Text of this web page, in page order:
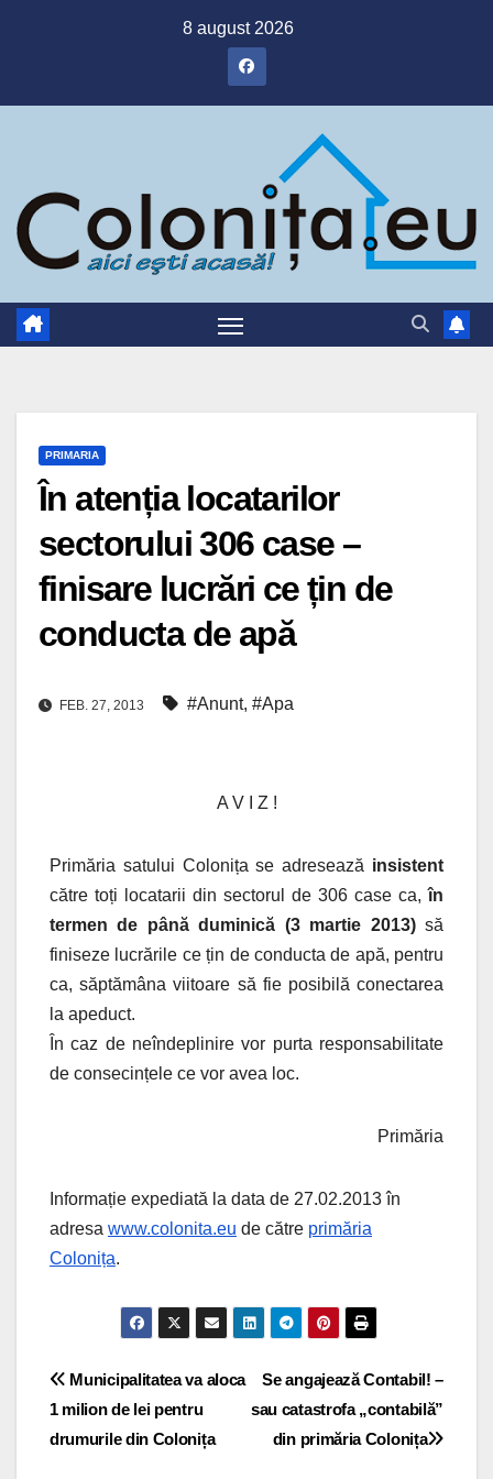
8 august 2026
PRIMARIA
În atenția locatarilor
sectorului 306 case –
finisare lucrări ce țin de
conducta de apă
FEB. 27, 2013 #Anunt, #Apa
A V I Z !
Primăria satului Colonița se adresează insistent
către toți locatarii din sectorul de 306 case ca,în
termen de până duminică (3 martie 2013)să
finiseze lucrările ce țin de conducta de apă, pentru
ca, săptămâna viitoare să fie posibilă conectarea
la apeduct.
În caz de neîndeplinire vor purta responsabilitate
de consecințele ce vor avea loc.
Primăria
Informație expediată la data de 27.02.2013 în
adresa www.colonita.eu de către primăria
Colonița.
Navigare
în
Se angajează Contabil! –
sau catastrofa „contabilă”
din primăria Colonița
Municipalitatea va aloca
1 milion de lei pentru
drumurile din Colonița